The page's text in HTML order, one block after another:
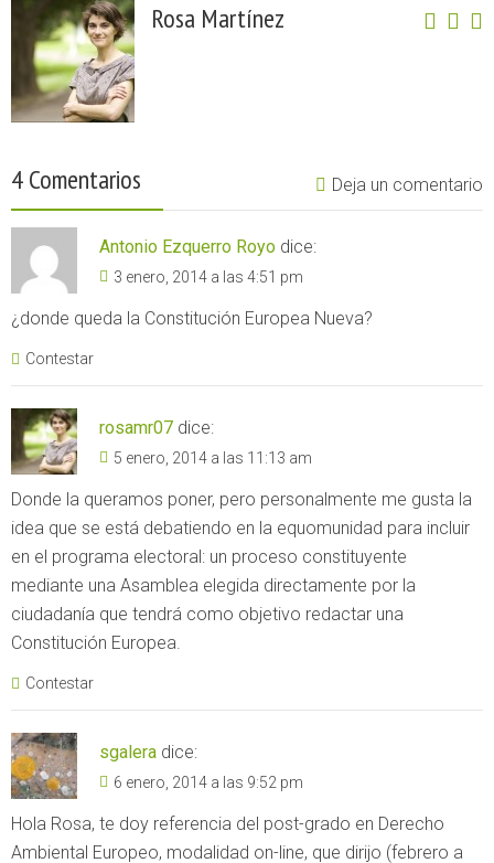
Rosa Martínez
4 Comentarios Deja un comentario
Antonio Ezquerro Royo dice:
3 enero, 2014 a las 4:51 pm
¿donde queda la Constitución Europea Nueva?
Contestar
rosamr07 dice:
5 enero, 2014 a las 11:13 am
Donde la queramos poner, pero personalmente me gusta la
idea que se está debatiendo en la equomunidad para incluir
en el programa electoral: un proceso constituyente
mediante una Asamblea elegida directamente por la
ciudadanía que tendrá como objetivo redactar una
Constitución Europea.
Contestar
sgalera dice:
6 enero, 2014 a las 9:52 pm
Hola Rosa, te doy referencia del post-grado en Derecho
Ambiental Europeo, modalidad on-line, que dirijo (febrero a